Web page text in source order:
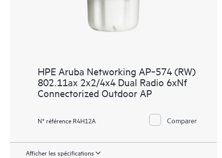
HPE Aruba Networking AP‑574 (RW)
802.11ax 2x2/4x4 Dual Radio 6xNf
Connectorized Outdoor AP
N° référence R4H12A Comparer
Afficher les spécifications